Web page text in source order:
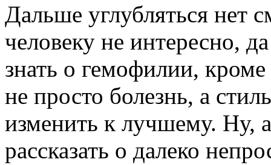
Дальше углубляться нет
человеку не интересно,
знать о гемофилии,
не просто болезнь, а
изменить к лучшему. Ну,
рассказать о далеко